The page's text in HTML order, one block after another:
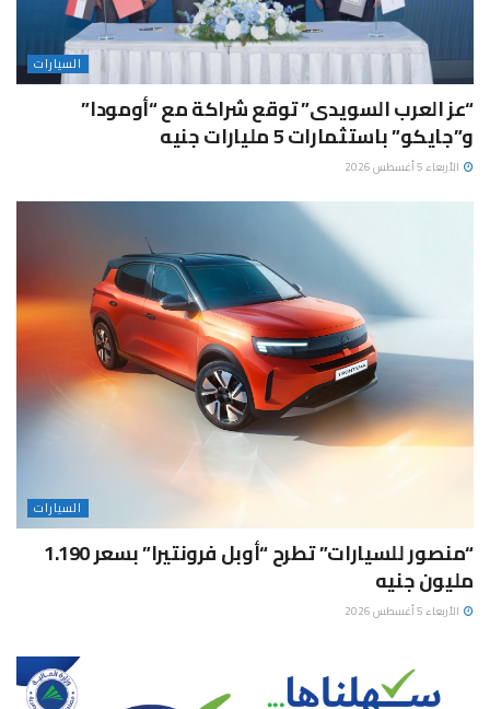
السيارات
“عز العرب السويدى” توقع شراكة مع “أومودا”
و”جايكو” باستثمارات 5 مليارات جنيه
الأربعاء 5 أغسطس 2026
السيارات
“منصور للسيارات” تطرح “أوبل فرونتيرا” بسعر 1.190
مليون جنيه
الأربعاء 5 أغسطس 2026